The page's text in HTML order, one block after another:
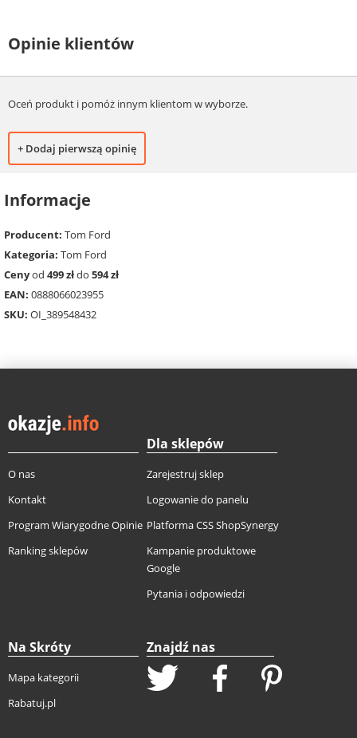
Opinie klientów
Oceń produkt i pomóż innym klientom w wyborze.
+ Dodaj pierwszą opinię
Informacje
Producent: Tom Ford
Kategoria: Tom Ford
Cenyod 499 złdo 594 zł
EAN: 0888066023955
SKU: OI_389548432
O nas
Kontakt
Program Wiarygodne Opinie
Ranking sklepów
Dla sklepów
Zarejestruj sklep
Logowanie do panelu
Platforma CSS ShopSynergy
Kampanie produktowe
Google
Pytania i odpowiedzi
Na Skróty
Mapa kategorii
Rabatuj.pl
Znajdź nas